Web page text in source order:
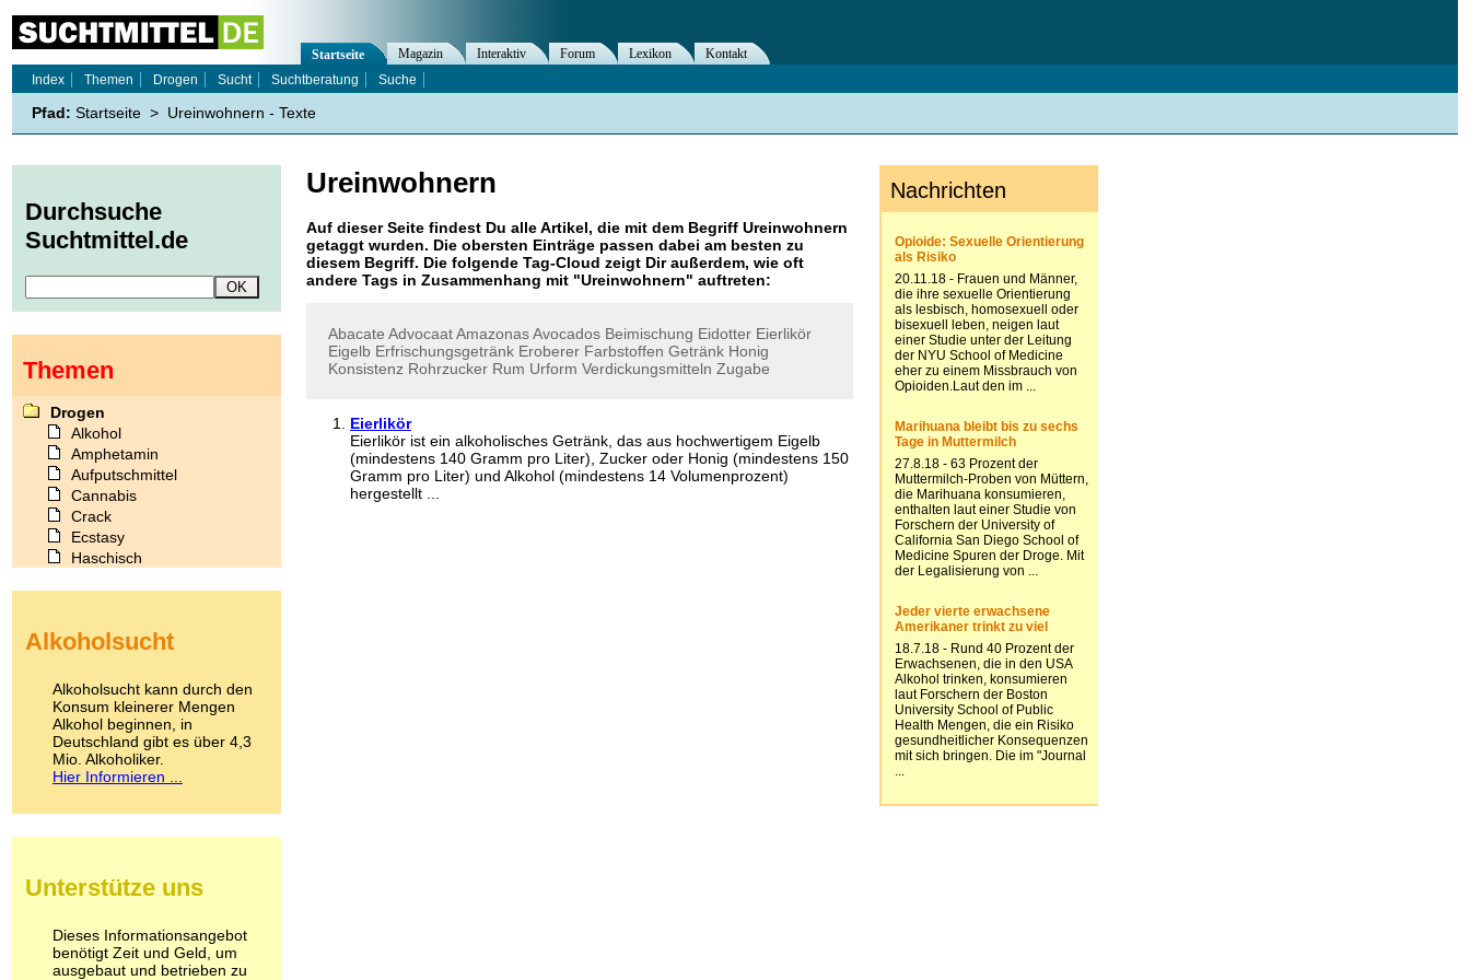
Ureinwohnern
Auf dieser Seite findest Du alle Artikel, die mit dem Begriff Ureinwohnern
getaggt wurden. Die obersten Einträge passen dabei am besten zu
diesem Begriff. Die folgende Tag-Cloud zeigt Dir außerdem, wie oft
andere Tags in Zusammenhang mit "Ureinwohnern" auftreten:
Abacate AdvocaatAmazonasAvocados Beimischung Eidotter Eierlikör
Eigelb Erfrischungsgetränk Eroberer Farbstoffen Getränk Honig
Konsistenz Rohrzucker Rum Urform Verdickungsmitteln Zugabe
Eierlikör
Eierlikör ist ein alkoholisches Getränk, das aus hochwertigem Eigelb
(mindestens 140 Gramm pro Liter), Zucker oder Honig (mindestens 150
Gramm pro Liter) und Alkohol (mindestens 14 Volumenprozent)
hergestellt ...
Startseite Magazin Interaktiv Forum Lexikon
Kontakt
Index
Themen Drogen Sucht Suchtberatung Suche
Pfad: Startseite > Ureinwohnern - Texte
Durchsuche
Suchtmittel.de
Themen
Drogen
Alkohol
Amphetamin
Aufputschmittel
Cannabis
Crack
Ecstasy
Haschisch
Kokain
LSD
Marihuana
Medikamente
Meskalin
Metamphetamin
Methadon
Pilze
Psychopharmaka
Schlafmittel
Schmerzmittel
Alkoholsucht
Alkoholsucht kann durch den
Konsum kleinerer Mengen
Alkohol beginnen, in
Deutschland gibt es über 4,3
Mio. Alkoholiker.
Hier Informieren ...
Unterstütze uns
Dieses Informationsangebot
benötigt Zeit und Geld, um
ausgebaut und betrieben zu